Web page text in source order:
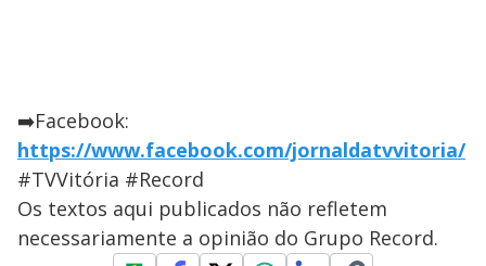
➡️Facebook:
https://www.facebook.com/jornaldatvvitoria/
#TVVitória #Record
Os textos aqui publicados não refletem
necessariamente a opinião do Grupo Record.